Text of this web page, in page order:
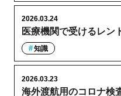
医療機関で受けるレン
2026.03.24
知識
海外渡航用のコロナ検
2026.03.23